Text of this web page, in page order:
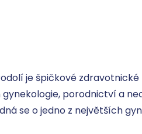
je špičkové
porodnictví a
se o jedno z největších